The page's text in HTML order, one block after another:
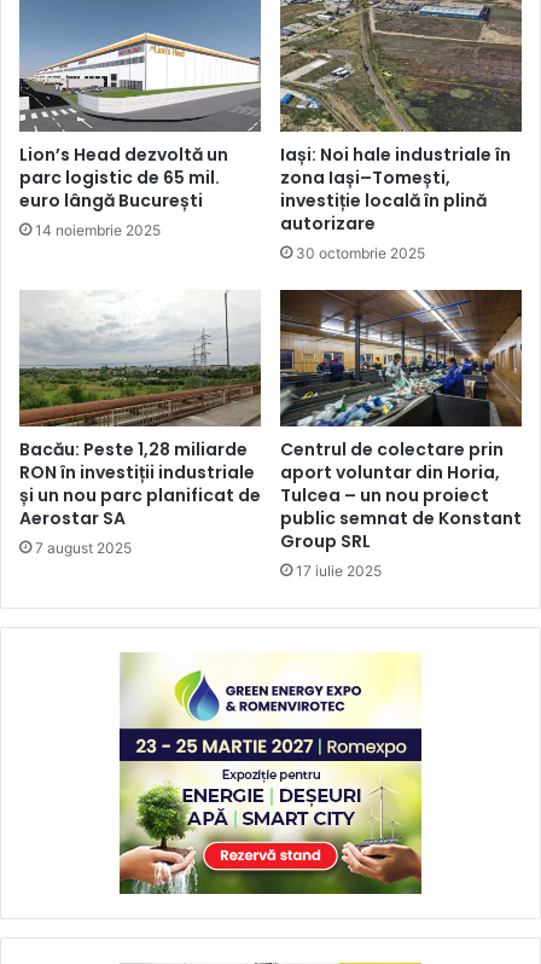
Lion’s Head dezvoltă un
parc logistic de 65 mil.
euro lângă București
14 noiembrie 2025
Iași: Noi hale industriale în
zona Iași–Tomești,
investiție locală în plină
autorizare
30 octombrie 2025
Bacău: Peste 1,28 miliarde
RON în investiții industriale
și un nou parc planificat de
Aerostar SA
7 august 2025
Centrul de colectare prin
aport voluntar din Horia,
Tulcea – un nou proiect
public semnat de Konstant
Group SRL
17 iulie 2025